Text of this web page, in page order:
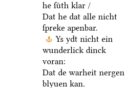
he ſuͤth klar /
Dat he dat alle nicht
ſpreke apenbar.
Ys ydt nicht ein
wunderlick dinck
voran:
Dat de warheit nergen
blyuen kan.